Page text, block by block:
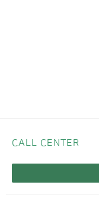
CALL CENTER